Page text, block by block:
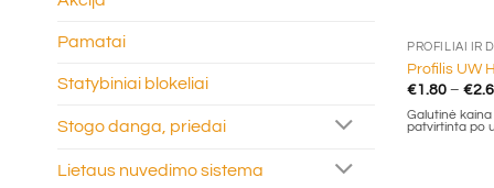
Pamatai
Statybiniai blokeliai
Stogo danga, priedai
Lietaus nuvedimo sistema
PROFILIAI IR
Profilis UW
€1.80 – €
Galutinė kaina
patvirtinta po